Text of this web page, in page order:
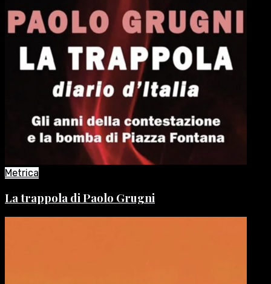
Metrica
La trappola di Paolo Grugni